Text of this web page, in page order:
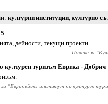
културни институции, културно
дейности, текущи проекти.
Повече за "
културен туризъм Еврика - Добрич
за "Европейски институт по културен